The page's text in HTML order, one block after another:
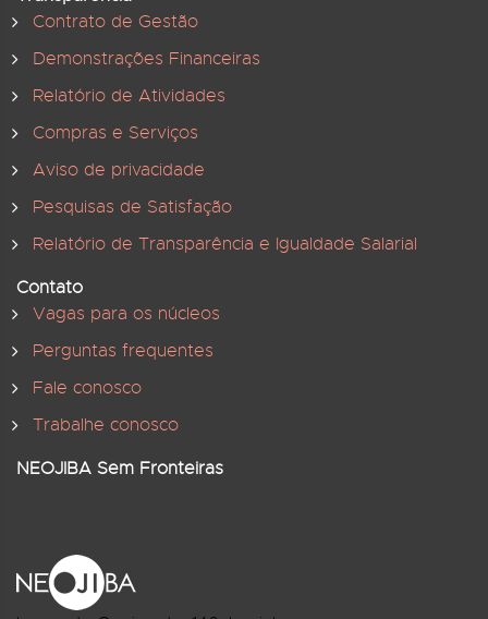
Contrato de Gestão
Demonstrações Financeiras
Relatório de Atividades
Compras e Serviços
Aviso de privacidade
Pesquisas de Satisfação
Relatório de Transparência e Igualdade Salarial
Contato
Vagas para os núcleos
Perguntas frequentes
Fale conosco
Trabalhe conosco
NEOJIBA Sem Fronteiras